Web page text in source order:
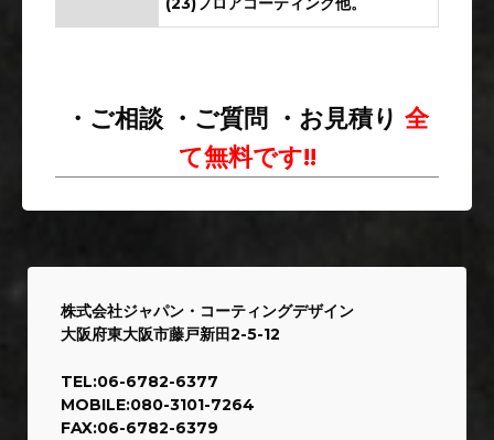
・ご相談 ・ご質問 ・お見積り 全
て無料です!!
株式会社ジャパン・コーティングデザイン
大阪府東大阪市藤戸新田2-5-12
TEL:06-6782-6377
MOBILE:080-3101-7264
FAX:06-6782-6379